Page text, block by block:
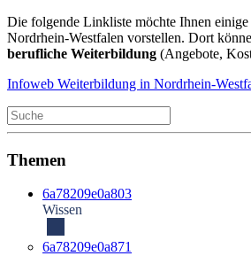
Die folgende Linkliste möchte Ihnen einige
Nordrhein-Westfalen vorstellen. Dort
berufliche Weiterbildung (Angebote,
Infoweb Weiterbildung in Nordrhein-
Themen
6a78209e0a803
Wissen
6a78209e0a871